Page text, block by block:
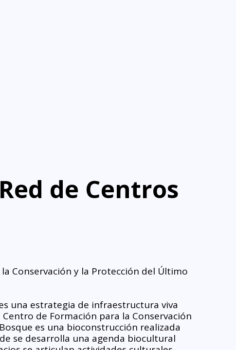
de Centros
Conservación y la Protección del Último
una estrategia de infraestructura viva
de Formación para la Conservación
es una bioconstrucción realizada
se desarrolla una agenda biocultural